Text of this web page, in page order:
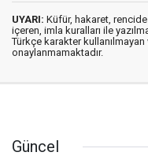
UYARI: Küfür, hakaret,
içeren, imla kuralları ile
Türkçe karakter
onaylanmamaktadır.
Güncel